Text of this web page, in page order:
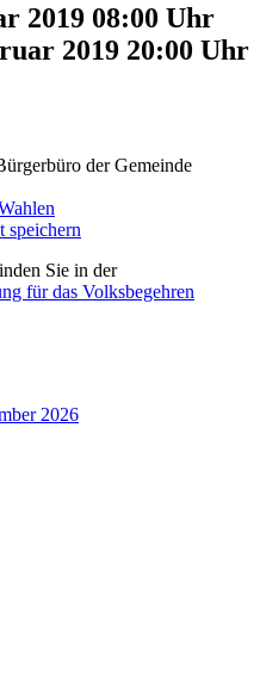
2019 08:00 Uhr
2019 20:00 Uhr
der Gemeinde
speichern
Sie in der
für das Volksbegehren
2026